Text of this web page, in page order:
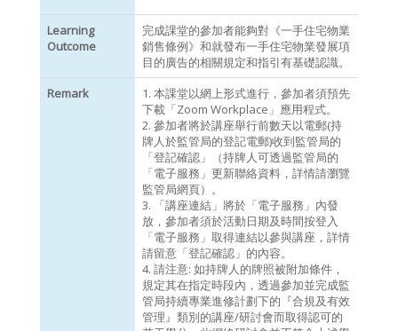
Learning
Outcome
完成課堂的參加者能夠對《一手住宅物業
銷售條例》和就發布一手住宅物業發展項
目的廣告的相關規定和指引有基礎認識。
Remark
1. 本課堂以網上形式進行，參加者須預先
下載「Zoom Workplace」應用程式。
2. 參加者將於講座舉行前數天以電郵(持
牌人於監管局的登記電郵)收到監管局的
「登記確認」（持牌人可透過監管局的
「電子服務」更新聯絡資料，詳情請瀏覽
監管局網頁）。
3. 「講座連結」將於「電子服務」內發
放，參加者須於活動日期及時間按登入
「電子服務」取得連結以參與講座，詳情
請留意「登記確認」的內容。
4. 請注意: 如持牌人的牌照被附加條件，
規定其在指定時段內，透過參加並完成監
管局持續專業進修計劃下的『合規及有效
管理』類別的講座/研討會而取得認可的